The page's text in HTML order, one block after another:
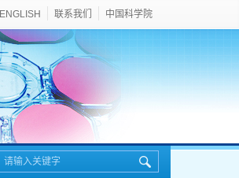
ENGLISH 联系我们 中国科学院